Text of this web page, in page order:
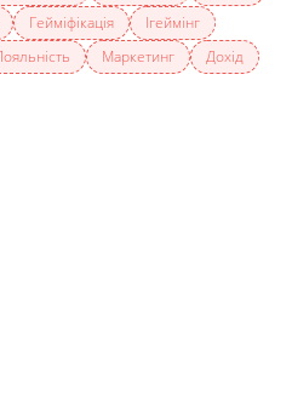
Гейміфікація
Ігеймінг
Маркетинг
Дохід